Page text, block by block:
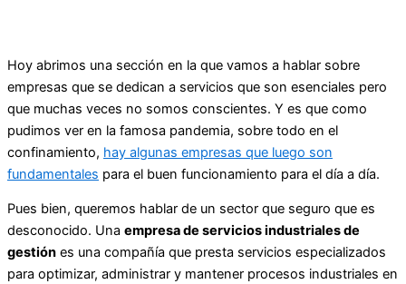
Hoy abrimos una sección en la que vamos a hablar sobre
empresas que se dedican a servicios que son esenciales pero
que muchas veces no somos conscientes. Y es que como
pudimos ver en la famosa pandemia, sobre todo en el
confinamiento, hay algunas empresas que luego son
fundamentales para el buen funcionamiento para el día a día.
Pues bien, queremos hablar de un sector que seguro que es
desconocido. Una empresa de servicios industriales de
gestión es una compañía que presta servicios especializados
para optimizar, administrar y mantener procesos industriales en